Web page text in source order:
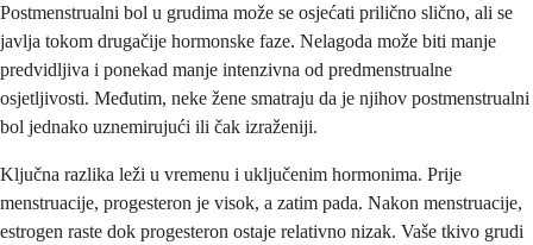
Postmenstrualni bol u grudima može se osjećati prilično slično, ali se
javlja tokom drugačije hormonske faze. Nelagoda može biti manje
predvidljiva i ponekad manje intenzivna od predmenstrualne
osjetljivosti. Međutim, neke žene smatraju da je njihov postmenstrualni
bol jednako uznemirujući ili čak izraženiji.
Ključna razlika leži u vremenu i uključenim hormonima. Prije
menstruacije, progesteron je visok, a zatim pada. Nakon menstruacije,
estrogen raste dok progesteron ostaje relativno nizak. Vaše tkivo grudi